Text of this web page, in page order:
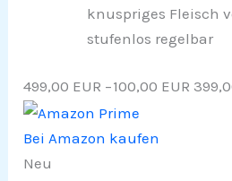
knuspriges Fleisch
stufenlos regelbar
499,00 EUR −100,00 EUR
Bei Amazon kaufen
Neu